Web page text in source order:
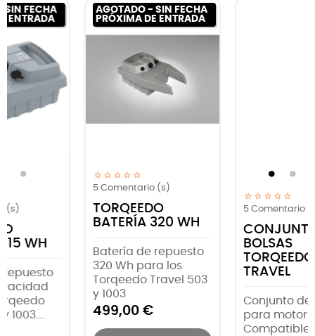
Comentario (s)
CONJUNTO DE
TORQEEDO
TRAVEL
Conjunto de bolsas
para motor y batería.
Compatibles con
AGOTADO - SIN FECHA
PRÓXIMA DE ENTRADA
Comentario (s)
TORQEEDO
BATERÍA 532 WH
(2015)
Batería de repuesto
para los Torqeedo
Travel 503 y 1003.
Modelo 2015